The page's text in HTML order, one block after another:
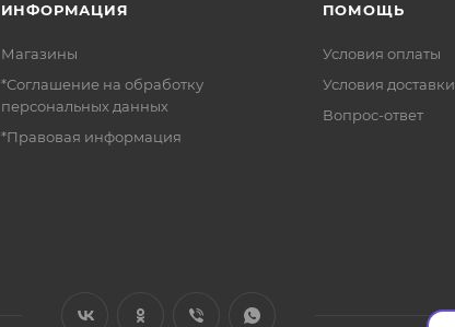
ИНФОРМАЦИЯ
Магазины
*Соглашение на обработку
персональных данных
*Правовая информация
ПОМОЩЬ
Условия оплаты
Условия доставки
Вопрос-ответ